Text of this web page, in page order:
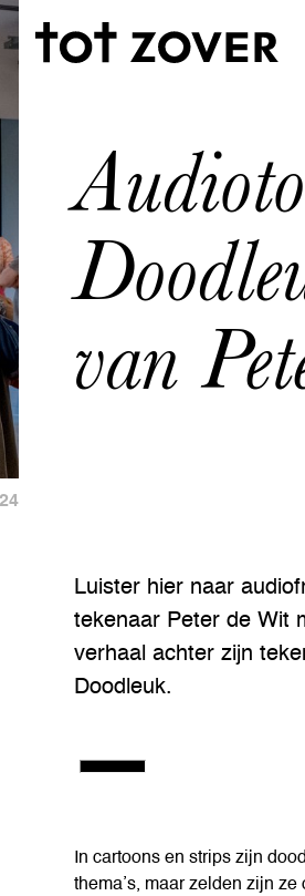
van
Luister hier naar
tekenaar Peter de Wit
verhaal achter zijn
Doodleuk.
In cartoons en strips zijn
thema’s, maar zelden zijn